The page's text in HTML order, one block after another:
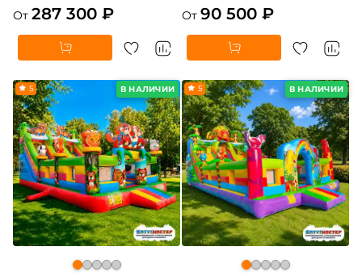
От 287 300 ₽
От 90 500 ₽
В НАЛИЧИИ
5 В НАЛИЧИИ
5